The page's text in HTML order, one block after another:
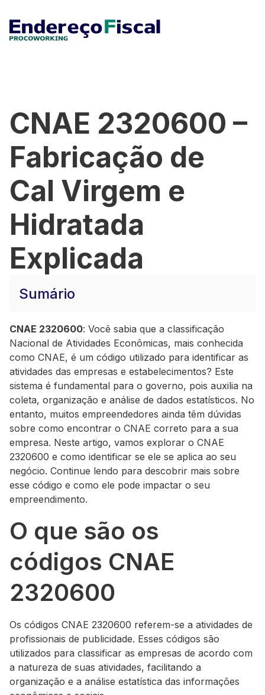
CNAE 2320600 –
Fabricação de
Cal Virgem e
Hidratada
Explicada
Sumário
CNAE 2320600: Você sabia que a classificação
Nacional de Atividades Econômicas, mais conhecida
como CNAE, é um código utilizado para identificar as
atividades das empresas e estabelecimentos? Este
sistema é fundamental para o governo, pois auxilia na
coleta, organização e análise de dados estatísticos. No
entanto, muitos empreendedores ainda têm dúvidas
sobre como encontrar o CNAE correto para a sua
empresa. Neste artigo, vamos explorar o CNAE
2320600 e como identificar se ele se aplica ao seu
negócio. Continue lendo para descobrir mais sobre
esse código e como ele pode impactar o seu
empreendimento.
O que são os
códigos CNAE
2320600
Os códigos CNAE 2320600 referem-se a atividades de
profissionais de publicidade. Esses códigos são
utilizados para classificar as empresas de acordo com
a natureza de suas atividades, facilitando a
organização e a análise estatística das informações